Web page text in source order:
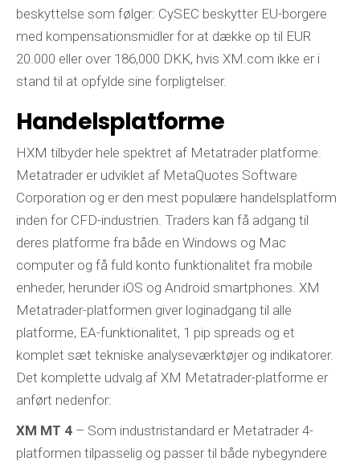
beskyttelse som følger: CySEC beskytter EU-borgere
med kompensationsmidler for at dække op til EUR
20.000 eller over 186,000 DKK, hvis XM.com ikke er i
stand til at opfylde sine forpligtelser.
Handelsplatforme
HXM tilbyder hele spektret af Metatrader platforme.
Metatrader er udviklet af MetaQuotes Software
Corporation og er den mest populære handelsplatform
inden for CFD-industrien. Traders kan få adgang til
deres platforme fra både en Windows og Mac
computer og få fuld konto funktionalitet fra mobile
enheder, herunder iOS og Android smartphones. XM
Metatrader-platformen giver loginadgang til alle
platforme, EA-funktionalitet, 1 pip spreads og et
komplet sæt tekniske analyseværktøjer og indikatorer.
Det komplette udvalg af XM Metatrader-platforme er
anført nedenfor:
XM MT 4 – Som industristandard er Metatrader 4-
platformen tilpasselig og passer til både nybegyndere